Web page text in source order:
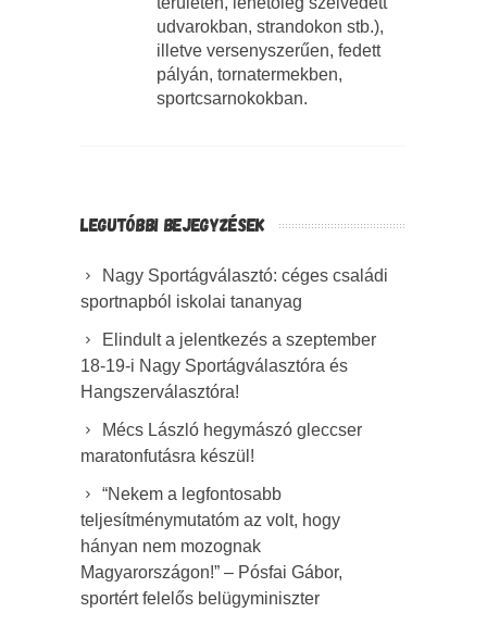
udvarokban, strandokon stb.),
illetve versenyszerűen, fedett
pályán, tornatermekben,
sportcsarnokokban.
LEGUTÓBBI BEJEGYZÉSEK
Nagy Sportágválasztó: céges családi
sportnapból iskolai tananyag
Elindult a jelentkezés a szeptember
18-19-i Nagy Sportágválasztóra és
Hangszerválasztóra!
Mécs László hegymászó gleccser
maratonfutásra készül!
“Nekem a legfontosabb
teljesítménymutatóm az volt, hogy
hányan nem mozognak
Magyarországon!” – Pósfai Gábor,
sportért felelős belügyminiszter